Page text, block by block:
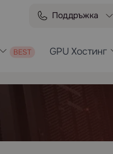
Поддръжка
GPU Хостинг